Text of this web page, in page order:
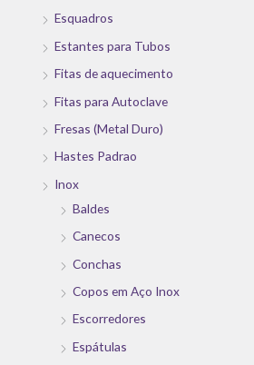
Esquadros
Estantes para Tubos
Fitas de aquecimento
Fitas para Autoclave
Fresas (Metal Duro)
Hastes Padrao
Inox
Baldes
Canecos
Conchas
Copos em Aço Inox
Escorredores
Espátulas